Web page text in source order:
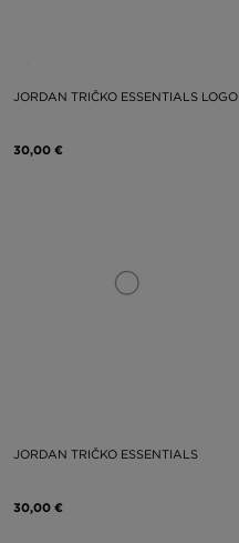
JORDAN TRIČKO ESSENTIALS LOGO
30,00 €
JORDAN TRIČKO ESSENTIALS
30,00 €